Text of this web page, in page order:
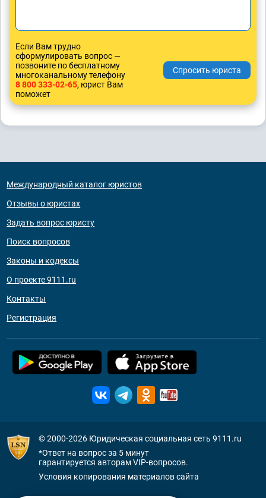
Если Вам трудно
сформулировать вопрос —
позвоните по бесплатному
многоканальному телефону
8 800 333-02-65, юрист Вам
поможет
Международный каталог юристов
Отзывы о юристах
Задать вопрос юристу
Поиск вопросов
Законы и кодексы
О проекте 9111.ru
Контакты
Регистрация
© 2000-2026 Юридическая социальная сеть 9111.ru
*Ответ на вопрос за 5 минут
гарантируется авторам VIP-вопросов.
Условия копирования материалов сайта